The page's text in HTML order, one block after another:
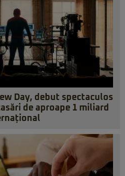
Day, debut spectaculos
de aproape 1 miliard